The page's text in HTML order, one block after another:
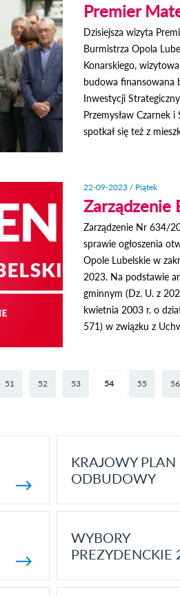
Premier
Dzisiejsza wizyta
Burmistrza Opola
Konarskiego,
budowa finansowana
Inwestycji
Przemysław
spotkał się też z
22-09-2023 / Piątek
Zarządzenie
Zarządzenie Nr 634/
sprawie ogłoszenia
Opole Lubelskie w
2023. Na podstawie
gminnym (Dz. U. z
kwietnia 2003 r. o
571) w związku z
51 52 53 54 55 56
KRAJOWY PLAN
ODBUDOWY
WYBORY
PREZYDENCKIE